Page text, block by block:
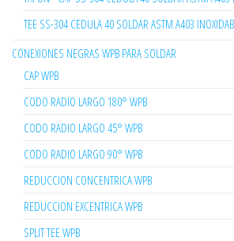
TEE SS-304 CEDULA 40 SOLDAR ASTM A403
CONEXIONES NEGRAS WPB PARA SOLDAR
CAP WPB
CODO RADIO LARGO 180° WPB
CODO RADIO LARGO 45° WPB
CODO RADIO LARGO 90° WPB
REDUCCION CONCENTRICA WPB
REDUCCION EXCENTRICA WPB
SPLIT TEE WPB